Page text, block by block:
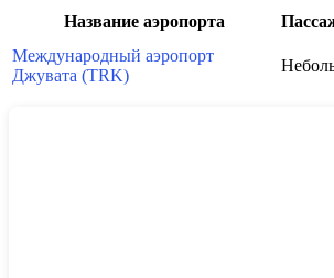
Название аэропорта
Международный аэропорт
Джувата (TRK)